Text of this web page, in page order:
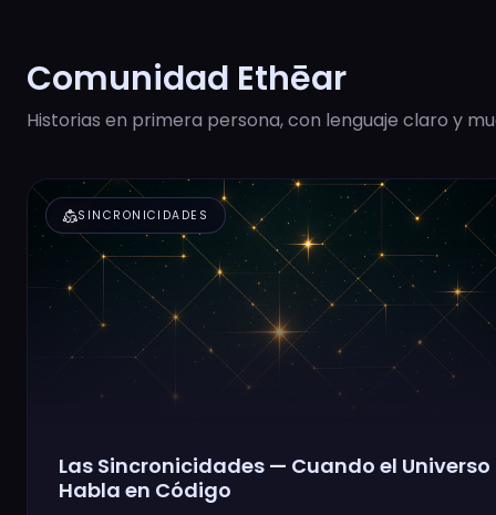
Comunidad Ethēar
Historias en primera persona, con lenguaje claro y
diversity_2SINCRONICIDADES
Las Sincronicidades — Cuando el Universo
Habla en Código